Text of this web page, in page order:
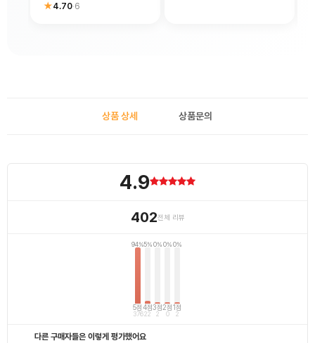
★4.70·6
상품 상세 상품문의
4.9
402전체 리뷰
94%
5점
376
5%
4점
22
0%
3점
2
0%
2점
0
0%
1점
2
다른 구매자들은 이렇게 평가했어요